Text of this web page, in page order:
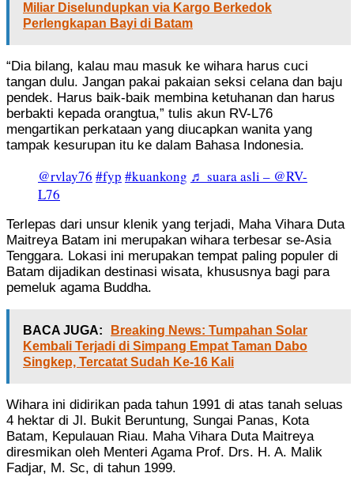
Miliar Diselundupkan via Kargo Berkedok
Perlengkapan Bayi di Batam
“Dia bilang, kalau mau masuk ke wihara harus cuci
tangan dulu. Jangan pakai pakaian seksi celana dan baju
pendek. Harus baik-baik membina ketuhanan dan harus
berbakti kepada orangtua,” tulis akun RV-L76
mengartikan perkataan yang diucapkan wanita yang
tampak kesurupan itu ke dalam Bahasa Indonesia.
@rvlay76 #fyp #kuankong ♬ suara asli – @RV-
L76
Terlepas dari unsur klenik yang terjadi, Maha Vihara Duta
Maitreya Batam ini merupakan wihara terbesar se-Asia
Tenggara. Lokasi ini merupakan tempat paling populer di
Batam dijadikan destinasi wisata, khususnya bagi para
pemeluk agama Buddha.
BACA JUGA:
Breaking News: Tumpahan Solar
Kembali Terjadi di Simpang Empat Taman Dabo
Singkep, Tercatat Sudah Ke-16 Kali
Wihara ini didirikan pada tahun 1991 di atas tanah seluas
4 hektar di Jl. Bukit Beruntung, Sungai Panas, Kota
Batam, Kepulauan Riau. Maha Vihara Duta Maitreya
diresmikan oleh Menteri Agama Prof. Drs. H. A. Malik
Fadjar, M. Sc, di tahun 1999.